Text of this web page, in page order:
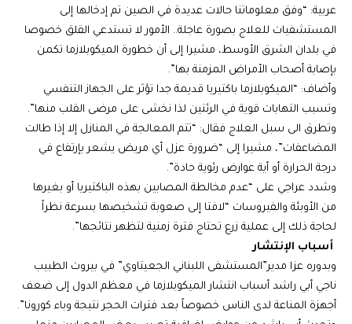
عربية: “وفق معلوماتنا حالات عديدة في الصين تم إدخالها إلى
المستشفيات للعلاج بصورة عاجلة.. الأمور لا تستدعي القلق خصوصا
في بلدان الشرق الأوسط، مشيرا إلى أن خطورة الميكوبلازما تكمن
بإصابة أصحاب الأمراض المزمنة بها”.
وأضاف: “الميكوبلازما باكتيريا قديمة جدا تؤثر على الجهاز التنفسي
وتسبب التهابات قوية في الرئتين لذا نخشى على مرضى القلب منها”.
وتطرق الى سبل العلاج فقال: “تتم المعالجة في المنازل إلا إذا طالت
المضاعفات”، مشيرا إلى “ضرورة عزل أي مريض يشعر بإرتفاع في
درجة الحرارة أو أية عوارض رئوية حادة”.
وشدد عراجي على “عدم مخالطة المصابين بهذه الباكتيريا أو بغيرها
من الأوبئة والفيروسات “لافتا إلى صعوبة تشخيصها بسرعة نظراً
لحاجة ذلك إلى عملية زرع تحتاج فترة زمنية لتظهر نتائجها”.
أسباب الإنتشار
وبدوره عزا مدير”المستشفى اللبناني الجعيتاوي” في بيروت الطبيب
ناجي أبي راشد أسباب انتشار الميكوبلازما في معظم الدول إلى ضعف
أجهزة المناعة لدى الناس خصوصاً بعد فترات الحجر نتيجة وباء كورونا”.